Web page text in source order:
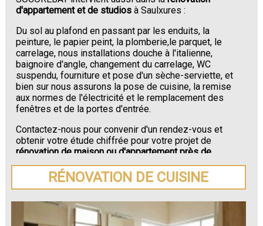
d'appartement et de studios à Saulxures :
Du sol au plafond en passant par les enduits, la
peinture, le papier peint, la plomberie,le parquet, le
carrelage, nous installations douche à l'italienne,
baignoire d'angle, changement du carrelage, WC
suspendu, fourniture et pose d'un sèche-serviette, et
bien sur nous assurons la pose de cuisine, la remise
aux normes de l'électricité et le remplacement des
fenêtres et de la portes d'entrée.
Contactez-nous pour convenir d'un rendez-vous et
obtenir votre étude chiffrée pour votre projet de
rénovation de maison ou d'appartement près de
Saulxures.
RÉNOVATION DE CUISINE